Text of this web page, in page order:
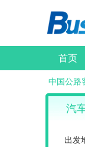
首页
中国公路
汽
出发